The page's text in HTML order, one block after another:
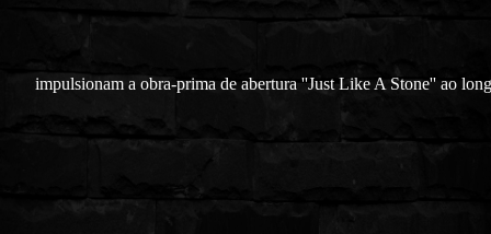
impulsionam a obra-prima de abertura ''Just Like A Stone'' ao